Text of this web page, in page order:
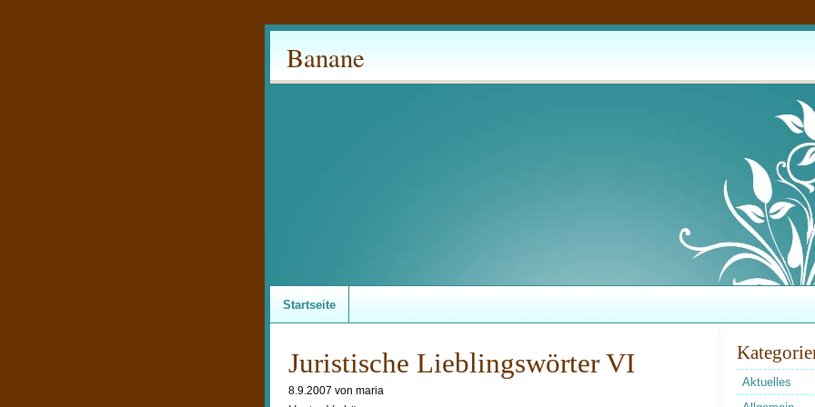
Banane
Startseite
Juristische Lieblingswörter VI
8.9.2007 von maria
Aktuelles